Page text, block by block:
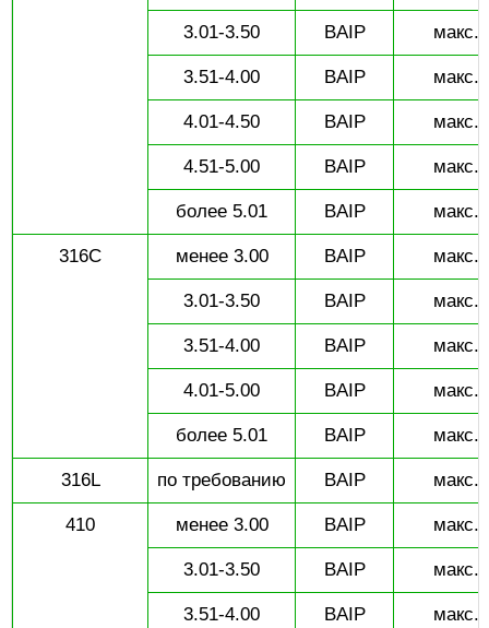
3.01-3.50 BAIP макс.
3.51-4.00 BAIP макс.
4.01-4.50 BAIP макс.
4.51-5.00 BAIP макс.
более 5.01 BAIP макс.
316C менее 3.00 BAIP макс.
3.01-3.50 BAIP макс.
3.51-4.00 BAIP макс.
4.01-5.00 BAIP макс.
более 5.01 BAIP макс.
316L по требованию BAIP макс.
410 менее 3.00 BAIP макс.
3.01-3.50 BAIP макс.
3.51-4.00 BAIP макс.